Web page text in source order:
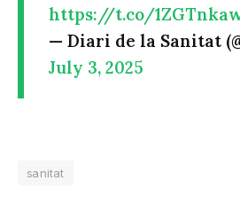
https://t.co/
— Diari de la Sanitat
July 3, 2025
sanitat